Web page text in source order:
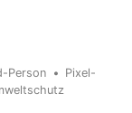
Person
Pixel-